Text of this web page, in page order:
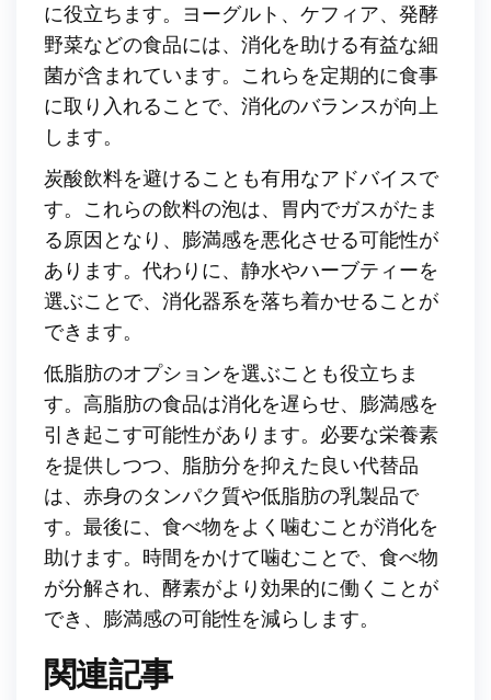
に役立ちます。ヨーグルト、ケフィア、発酵
野菜などの食品には、消化を助ける有益な細
菌が含まれています。これらを定期的に食事
に取り入れることで、消化のバランスが向上
します。
炭酸飲料を避けることも有用なアドバイスで
す。これらの飲料の泡は、胃内でガスがたま
る原因となり、膨満感を悪化させる可能性が
あります。代わりに、静水やハーブティーを
選ぶことで、消化器系を落ち着かせることが
できます。
低脂肪のオプションを選ぶことも役立ちま
す。高脂肪の食品は消化を遅らせ、膨満感を
引き起こす可能性があります。必要な栄養素
を提供しつつ、脂肪分を抑えた良い代替品
は、赤身のタンパク質や低脂肪の乳製品で
す。最後に、食べ物をよく噛むことが消化を
助けます。時間をかけて噛むことで、食べ物
が分解され、酵素がより効果的に働くことが
でき、膨満感の可能性を減らします。
関連記事